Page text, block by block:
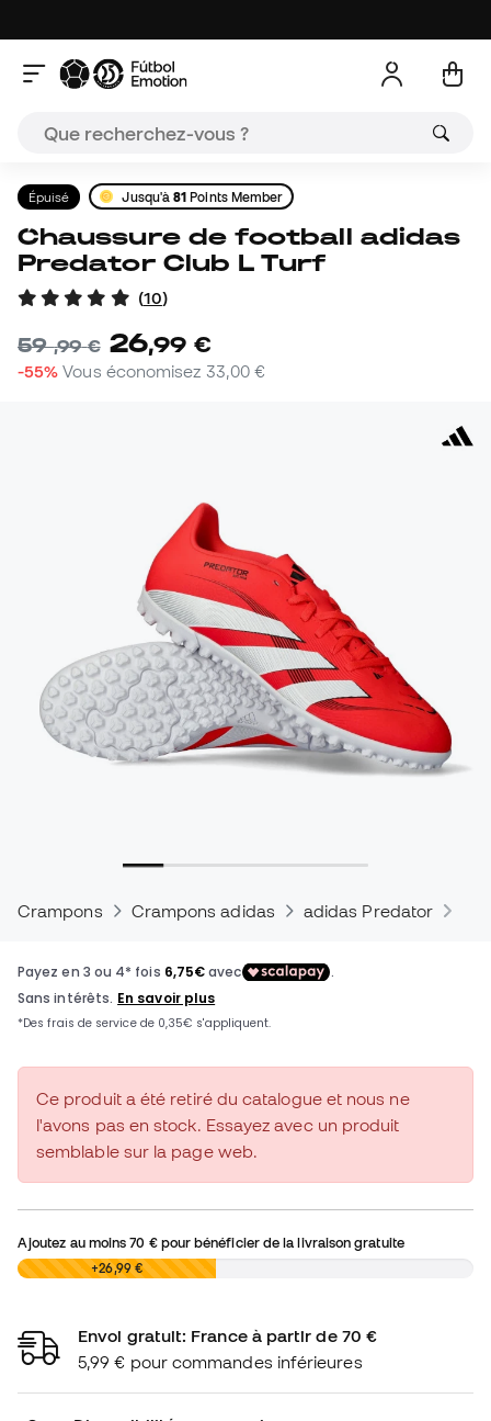
Épuisé Jusqu'à81 Points Member
Chaussure de football adidas
Predator Club L Turf
(10)
59,99 € 26,99 €
-55% Vous économisez 33,00 €
Crampons Crampons adidas adidas Predator
Ce produit a été retiré du catalogue et nous ne
l'avons pas en stock. Essayez avec un produit
semblable sur la page web.
Ajoutez au moins70 €pour bénéficier de la livraison gratuite
0,00 € +26,99 €
Envoi gratuit: France à partir de 70 €
5,99 € pour commandes inférieures